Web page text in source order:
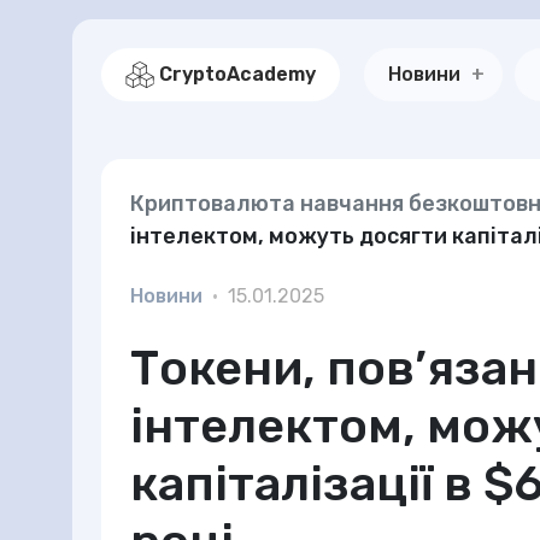
CryptoAcademy Новини
Криптовалюта навчання
інтелектом, можуть досягти
Новини • 15.01.2025
Токени,
інтелектом,
капіталізації в